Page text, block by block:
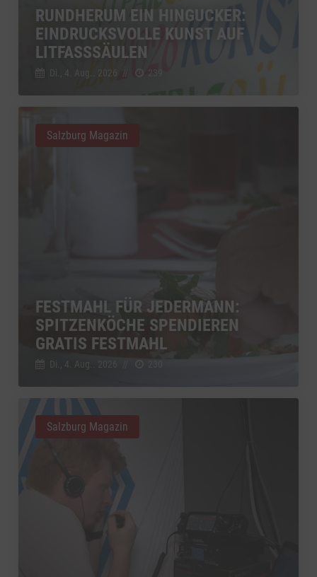
RUNDHERUM EIN HINGUCKER:
EINDRUCKSVOLLE KUNST AUF
LITFASSSÄULEN
Di., 4. Aug.. 2026 239
FESTMAHL FÜR JEDERMANN:
SPITZENKÖCHE SPENDIEREN
GRATIS FESTMAHL
Di., 4. Aug.. 2026
Salzburg Magazin
Salzburg Magazin